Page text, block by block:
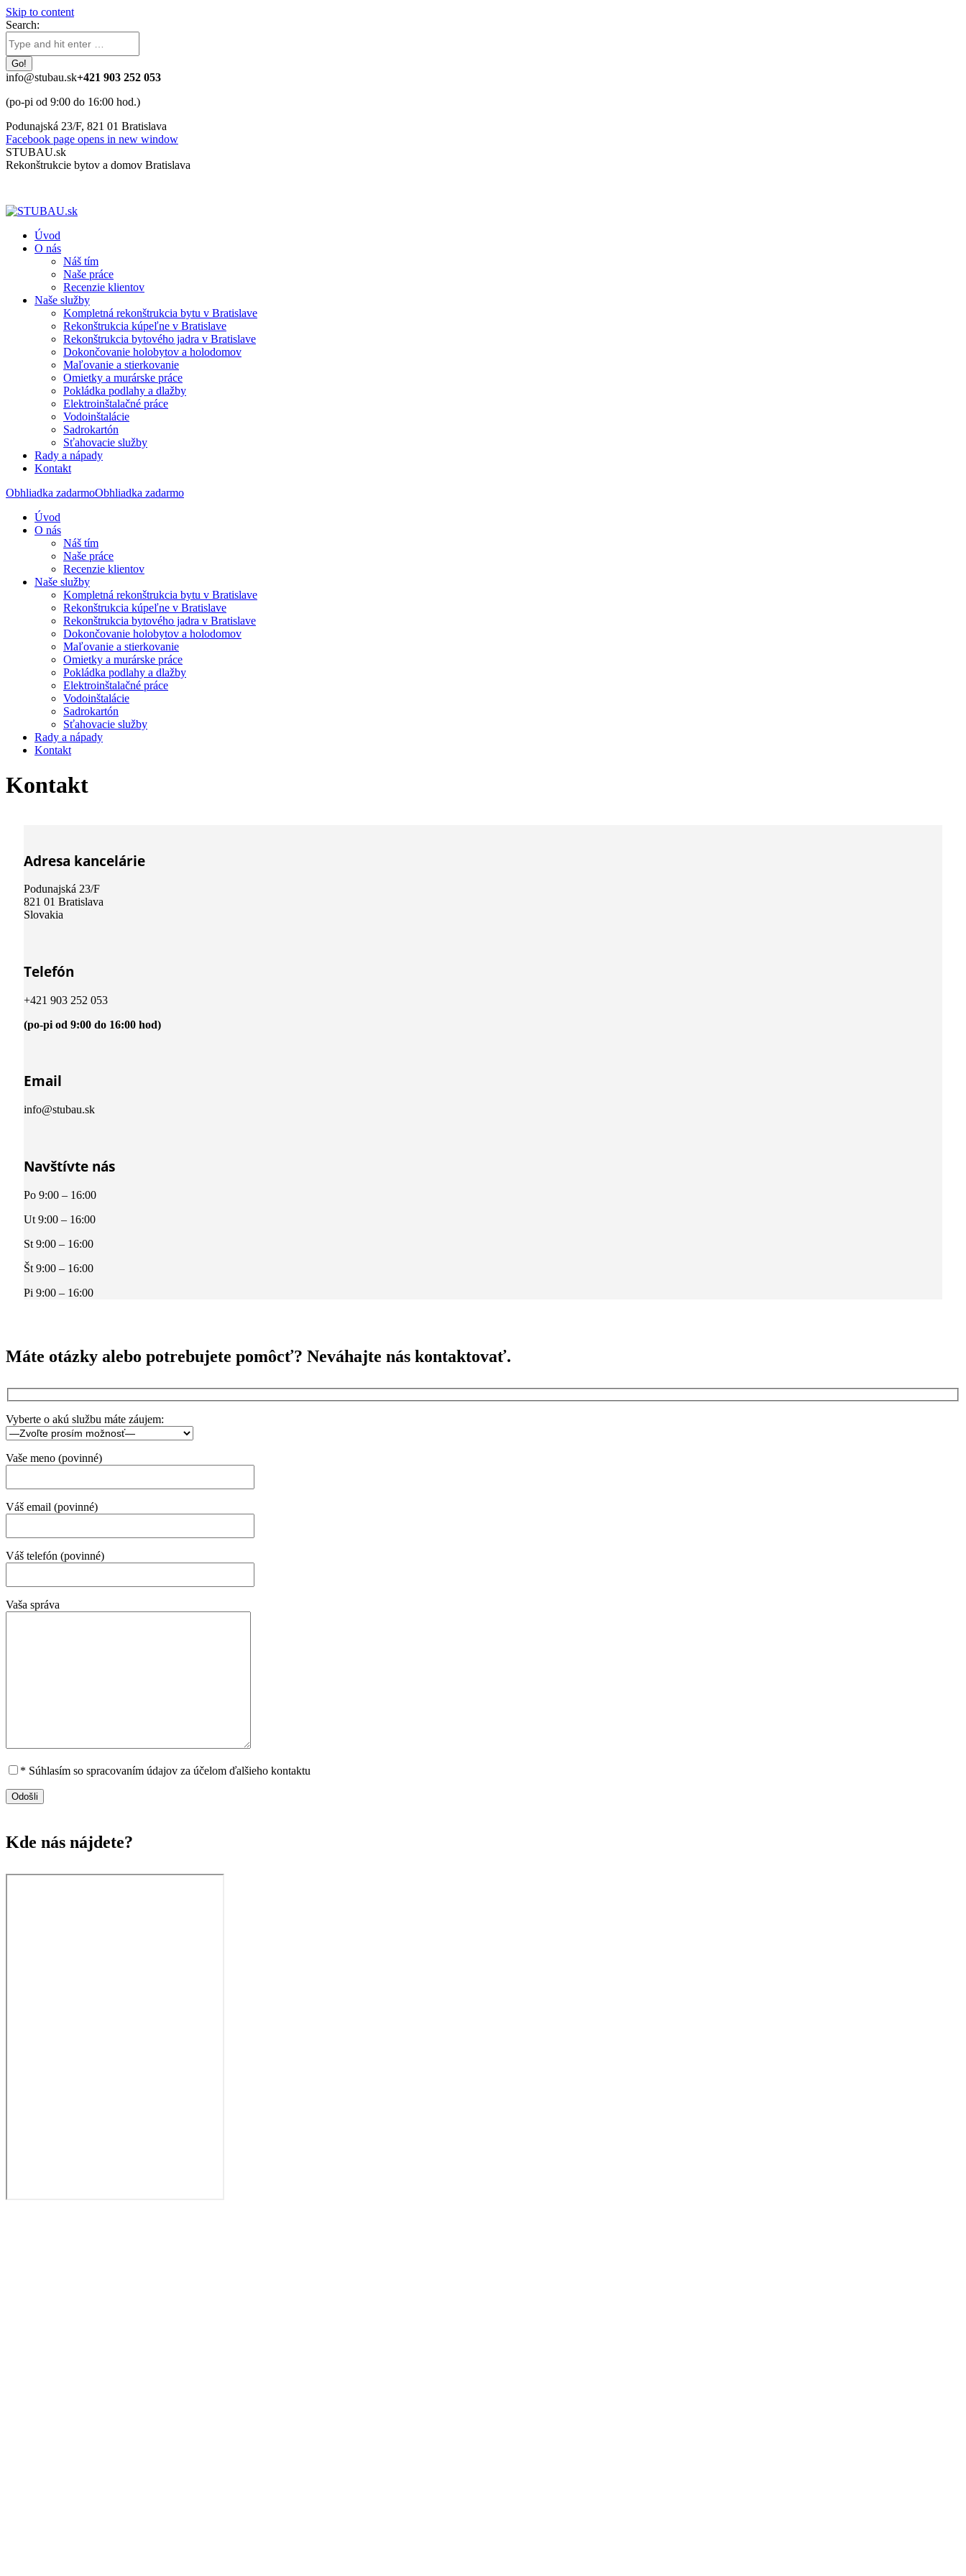
Skip to content
Search:
info@stubau.sk+421 903 252 053
(po-pi od 9:00 do 16:00 hod.)
Podunajská 23/F, 821 01 Bratislava
Facebook page opens in new window
STUBAU.sk
Rekonštrukcie bytov a domov Bratislava
Úvod
O nás
Náš tím
Naše práce
Recenzie klientov
Naše služby
Kompletná rekonštrukcia bytu v Bratislave
Rekonštrukcia kúpeľne v Bratislave
Rekonštrukcia bytového jadra v Bratislave
Dokončovanie holobytov a holodomov
Maľovanie a stierkovanie
Omietky a murárske práce
Pokládka podlahy a dlažby
Elektroinštalačné práce
Vodoinštalácie
Sadrokartón
Sťahovacie služby
Rady a nápady
Kontakt
Obhliadka zadarmoObhliadka zadarmo
Úvod
O nás
Náš tím
Naše práce
Recenzie klientov
Naše služby
Kompletná rekonštrukcia bytu v Bratislave
Rekonštrukcia kúpeľne v Bratislave
Rekonštrukcia bytového jadra v Bratislave
Dokončovanie holobytov a holodomov
Maľovanie a stierkovanie
Omietky a murárske práce
Pokládka podlahy a dlažby
Elektroinštalačné práce
Vodoinštalácie
Sadrokartón
Sťahovacie služby
Rady a nápady
Kontakt
Kontakt
Adresa kancelárie
Podunajská 23/F
821 01 Bratislava
Slovakia
Telefón
+421 903 252 053
(po-pi od 9:00 do 16:00 hod)
Email
info@stubau.sk
Navštívte nás
Po 9:00 – 16:00
Ut 9:00 – 16:00
St 9:00 – 16:00
Št 9:00 – 16:00
Pi 9:00 – 16:00
Máte otázky alebo potrebujete pomôcť? Neváhajte nás kontaktovať.
Vyberte o akú službu máte záujem:
Vaše meno (povinné)
Váš email (povinné)
Váš telefón (povinné)
Vaša správa
* Súhlasím so spracovaním údajov za účelom ďalšieho kontaktu
Kde nás nájdete?